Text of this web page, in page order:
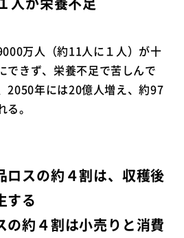
万人（約11人に１人）が十
できず、栄養不足で苦しんで
2050年には20億人増え、約97
。
ロスの約４割は、収穫後
する
の約４割は小売りと消費